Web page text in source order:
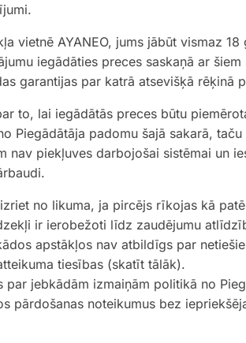
vietnē AYANEO, jums jābūt vismaz
iegādāties preces saskaņā ar
garantijas par katrā atsevišķā
to, lai iegādātās preces būtu
Piegādātāja padomu šajā sakarā,
nav piekļuves darbojošai sistēmai un
no likuma, ja pircējs rīkojas kā
ir ierobežoti līdz zaudējumu
apstākļos nav atbildīgs par
tiesības (skatīt tālāk).
par jebkādām izmaiņām politikā no
pārdošanas noteikumus bez